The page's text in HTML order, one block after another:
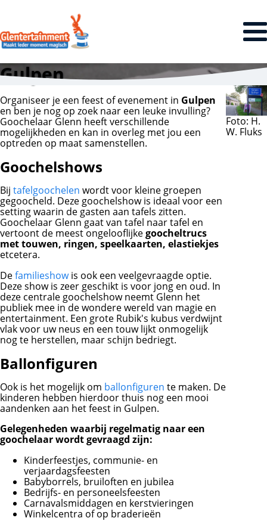
Gulpen
Organiseer je een feest of evenement in Gulpen
en ben je nog op zoek naar een leuke invulling?
Goochelaar Glenn heeft verschillende
mogelijkheden en kan in overleg met jou een
optreden op maat samenstellen.
Goochelshows
Bij tafelgoochelen wordt voor kleine groepen
gegoocheld. Deze goochelshow is ideaal voor een
setting waarin de gasten aan tafels zitten.
Goochelaar Glenn gaat van tafel naar tafel en
vertoont de meest ongelooflijkegoocheltrucs
met touwen, ringen, speelkaarten, elastiekjes
etcetera.
Defamilieshowis ook een veelgevraagde optie.
Deze show is zeer geschikt is voor jong en oud. In
deze centrale goochelshow neemt Glenn het
publiek mee in de wondere wereld van magie en
entertainment. Een grote Rubik's kubus verdwijnt
vlak voor uw neus en een touw lijkt onmogelijk
nog te herstellen, maar schijn bedriegt.
Ballonfiguren
Ook is het mogelijk om ballonfiguren te maken. De
kinderen hebben hierdoor thuis nog een mooi
aandenken aan het feest in Gulpen.
Gelegenheden waarbij regelmatig naar een
goochelaar wordt gevraagd zijn:
Kinderfeestjes, communie- en
verjaardagsfeesten
Babyborrels, bruiloften en jubilea
Bedrijfs- en personeelsfeesten
Carnavalsmiddagen en kerstvieringen
Winkelcentra of op braderieën
Foto: H.
W. Fluks